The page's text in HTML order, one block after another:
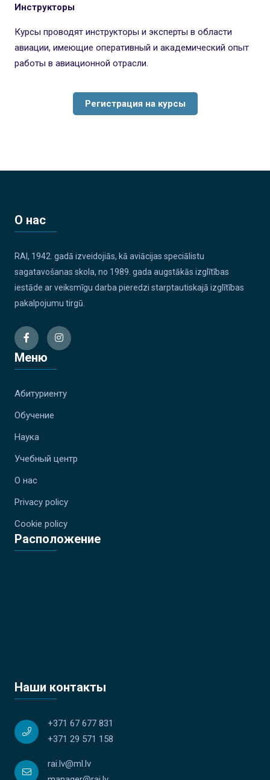
Инструкторы
Курсы проводят инструкторы и эксперты в области
авиации, имеющие оперативный и академический опыт
работы в авиационной отрасли.
Регистрация на курсы
О нас
RAI, 1942. gadā izveidojiās, kā aviācijas speciālistu
sagatavošanas skola, no 1989. gada augstākās izglītības
iestāde ar veiksmīgu darba pieredzi starptautiskajā izglītības
pakalpojumu tirgū.
Меню
Абитуриенту
Обучение
Наука
Учебный центр
О нас
Privacy policy
Cookie policy
Расположение
Наши контакты
+371 67 677 831
+371 29 571 158
rai.lv@ml.lv